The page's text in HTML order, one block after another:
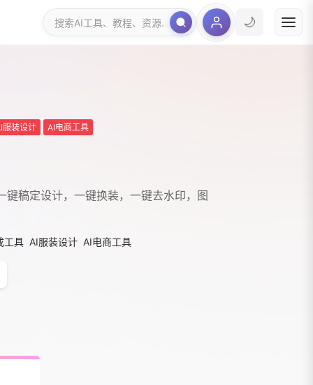
🌙
服装设计 AI电商工具
键稿定设计，一键换装，一键去水印，图
工具 AI服装设计 AI电商工具